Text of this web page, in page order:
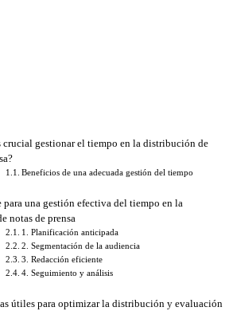
crucial gestionar el tiempo en la distribución de
Beneficios de una adecuada gestión del tiempo
para una gestión efectiva del tiempo en la
notas de prensa
1. Planificación anticipada
2. Segmentación de la audiencia
3. Redacción eficiente
4. Seguimiento y análisis
útiles para optimizar la distribución y evaluación